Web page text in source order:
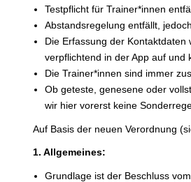
Testpflicht für Trainer*innen
Abstandsregelung entfällt,
Die Erfassung der
verpflichtend in der App auf und
Die Trainer*innen sind immer
Ob geteste, genesene oder
wir hier vorerst keine
Auf Basis der neuen Verordnung
1. Allgemeines:
Grundlage ist der Beschluss